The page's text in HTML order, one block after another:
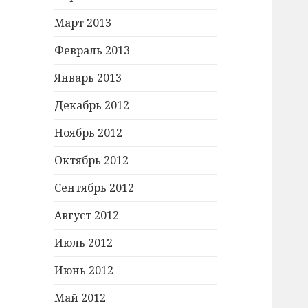
Март 2013
Февраль 2013
Январь 2013
Декабрь 2012
Ноябрь 2012
Октябрь 2012
Сентябрь 2012
Август 2012
Июль 2012
Июнь 2012
Май 2012